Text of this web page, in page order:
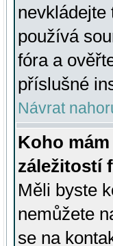
nevkládejte
používá
fóra a
příslušné
Návrat
Koho
záležitostí
Měli byste
nemůžete
se na